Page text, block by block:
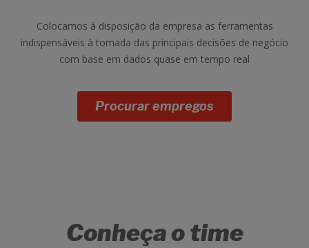
Colocamos à disposição da empresa as ferramentas
indispensáveis à tomada das principais decisões de negócio
com base em dados quase em tempo real
Procurar empregos
Conheça o time